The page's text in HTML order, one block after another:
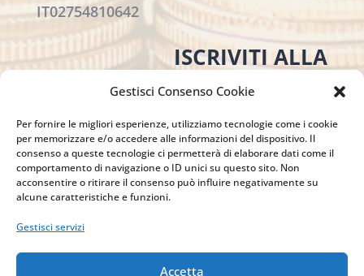
Gestisci Consenso Cookie
Per fornire le migliori esperienze, utilizziamo tecnologie come i cookie
per memorizzare e/o accedere alle informazioni del dispositivo. Il
consenso a queste tecnologie ci permetterà di elaborare dati come il
comportamento di navigazione o ID unici su questo sito. Non
acconsentire o ritirare il consenso può influire negativamente su
alcune caratteristiche e funzioni.
Gestisci servizi
Accetta
IT02754810642
ISCRIVITI ALLA
NEWSLETTER
novità, clicca sul pulsante qui sotto e
iscriviti alla nostra newsletter.
ISCRIVITI ALLA